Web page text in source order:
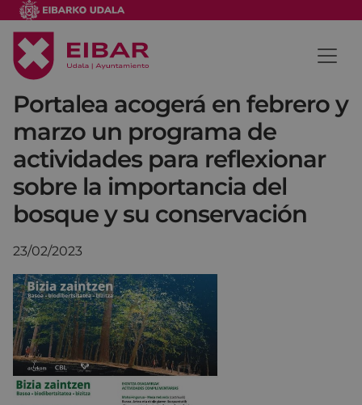
Portalea acogerá en febrero y
marzo un programa de
actividades para reflexionar
sobre la importancia del
bosque y su conservación
23/02/2023